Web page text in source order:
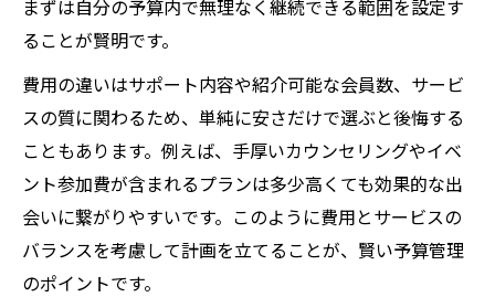
まずは自分の予算内で無理なく継続できる範囲を設定す
ることが賢明です。
費用の違いはサポート内容や紹介可能な会員数、サービ
スの質に関わるため、単純に安さだけで選ぶと後悔する
こともあります。例えば、手厚いカウンセリングやイベ
ント参加費が含まれるプランは多少高くても効果的な出
会いに繋がりやすいです。このように費用とサービスの
バランスを考慮して計画を立てることが、賢い予算管理
のポイントです。